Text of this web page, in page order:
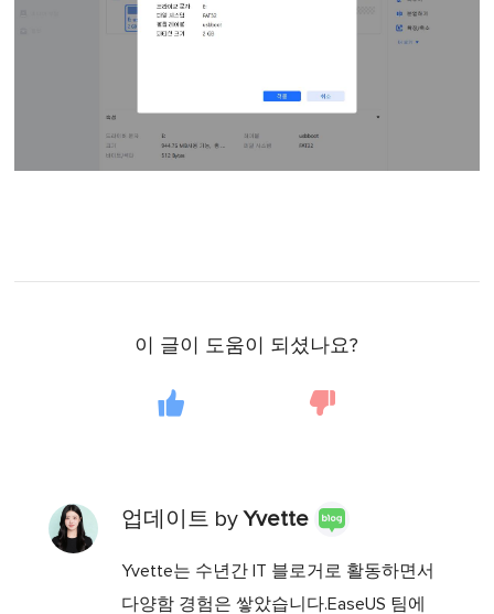
이 글이 도움이 되셨나요?
업데이트 byYvette
Yvette는 수년간 IT 블로거로 활동하면서
다양함 경험은 쌓았습니다.EaseUS 팀에